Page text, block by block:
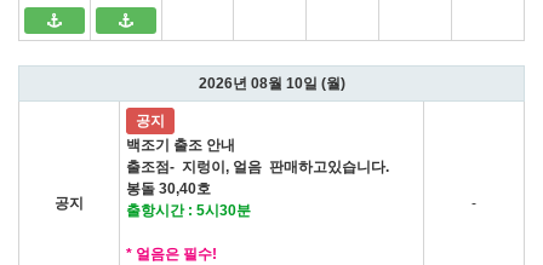
2026년 08월 10일 (월)
공지
공지
백조기 출조 안내
출조점- 지렁이, 얼음 판매하고있습니다.
봉돌 30,40호
출항시간 : 5시30분
* 얼음은 필수!
-